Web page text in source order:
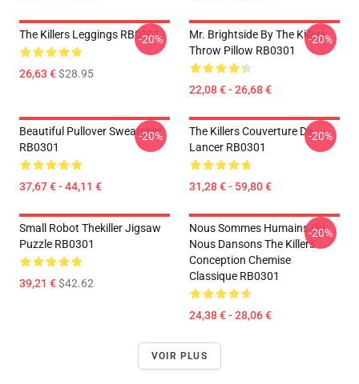
The Killers Leggings RB0301
26,63 €$28.95
-20%
Mr. Brightside By The Killers
Throw Pillow RB0301
22,08 € - 26,68 €
-20%
Beautiful Pullover Sweatshirt
RB0301
37,67 € - 44,11 €
-20%
The Killers Couverture De
Lancer RB0301
31,28 € - 59,80 €
-20%
Small Robot Thekiller Jigsaw
Puzzle RB0301
39,21 €$42.62
Nous Sommes Humains Ou
Nous Dansons The Killers
Conception Chemise
Classique RB0301
24,38 € - 28,06 €
-20%
VOIR PLUS